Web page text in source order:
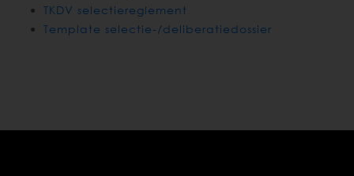
TKDV selectiereglement
Template selectie-/deliberatiedossier